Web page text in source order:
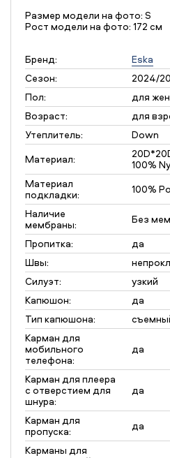
Размер модели на фото: S
Рост модели на фото: 172 см
Бренд:
Eska
Сезон:
2024/
Пол:
для
Возраст:
для
Утеплитель:
Down
Материал:
100%
Материал
подкладки:
100%
Наличие
мембраны:
Без
Пропитка:
да
Швы:
Силуэт:
узкий
Капюшон:
да
Тип капюшона:
Карман для
мобильного
телефона:
да
Карман для плеера
с отверстием для
шнура:
да
Карман для
пропуска:
да
Карманы для